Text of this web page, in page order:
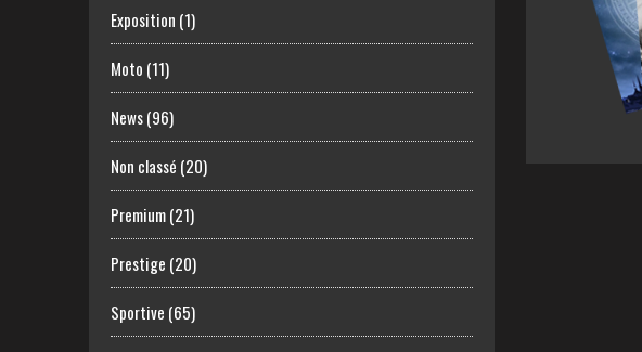
Exposition (1)
Moto (11)
News(96)
Non classé (20)
Premium(21)
Prestige (20)
Sportive (65)